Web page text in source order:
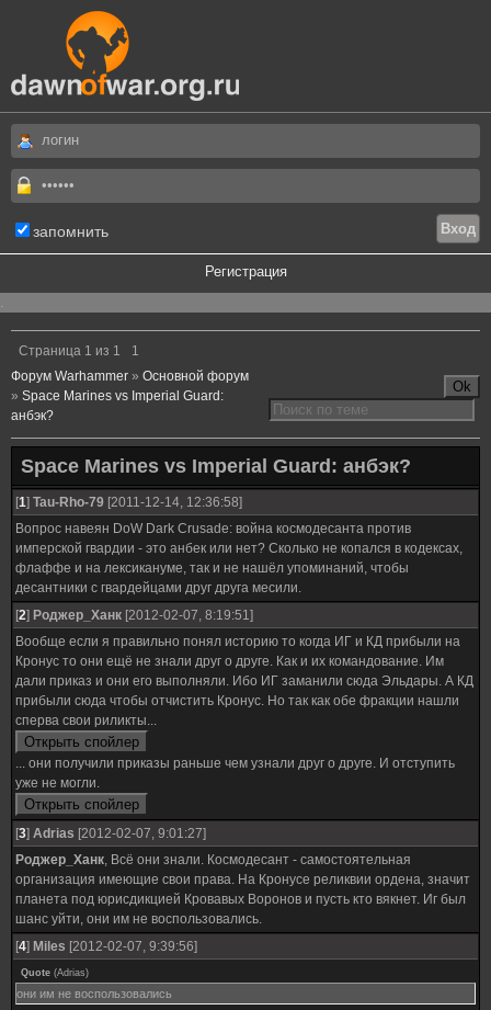
запомнить
Регистрация
.
Страница 1 из 1
1
Форум Warhammer » Основной форум
» Space Marines vs Imperial Guard:
анбэк?
Space Marines vs Imperial Guard: анбэк?
[1] Tau-Rho-79 [2011-12-14, 12:36:58]
Вопрос навеян DoW Dark Crusade: война космодесанта против
имперской гвардии - это анбек или нет? Сколько не копался в кодексах,
флаффе и на лексикануме, так и не нашёл упоминаний, чтобы
десантники с гвардейцами друг друга месили.
[2] Роджер_Ханк [2012-02-07, 8:19:51]
Вообще если я правильно понял историю то когда ИГ и КД прибыли на
Кронус то они ещё не знали друг о друге. Как и их командование. Им
дали приказ и они его выполняли. Ибо ИГ заманили сюда Эльдары. А КД
прибыли сюда чтобы отчистить Кронус. Но так как обе фракции нашли
сперва свои риликты...
... они получили приказы раньше чем узнали друг о друге. И отступить
уже не могли.
[3] Adrias [2012-02-07, 9:01:27]
Роджер_Ханк, Всё они знали. Космодесант - самостоятельная
организация имеющие свои права. На Кронусе реликвии ордена, значит
планета под юрисдикцией Кровавых Воронов и пусть кто вякнет. Иг был
шанс уйти, они им не воспользовались.
[4] Miles [2012-02-07, 9:39:56]
Quote (Adrias)
они им не воспользовались